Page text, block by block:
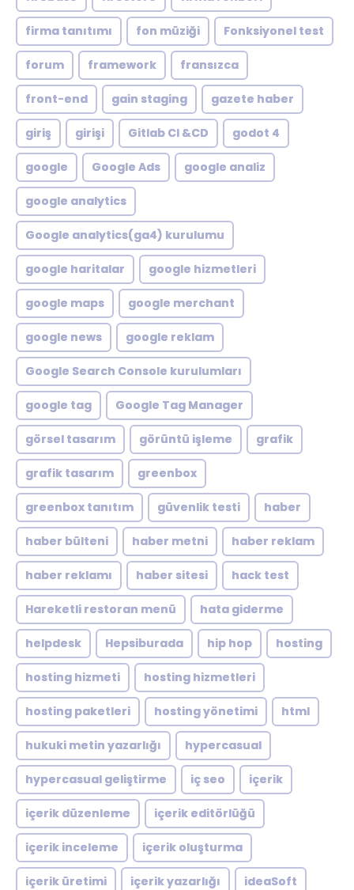
firma tanıtımı fon müziği Fonksiyonel test
forum framework fransızca
front-end gain staging gazete haber
giriş girişi Gitlab CI &CD godot 4
google Google Ads google analiz
google analytics
Google analytics(ga4) kurulumu
google haritalar google hizmetleri
google maps google merchant
google news google reklam
Google Search Console kurulumları
google tag Google Tag Manager
görsel tasarım görüntü işleme grafik
grafik tasarım greenbox
greenbox tanıtım güvenlik testi haber
haber bülteni haber metni haber reklam
haber reklamı haber sitesi hack test
Hareketli restoran menü hata giderme
helpdesk Hepsiburada hip hop hosting
hosting hizmeti hosting hizmetleri
hosting paketleri hosting yönetimi html
hukuki metin yazarlığı hypercasual
hypercasual geliştirme iç seo içerik
içerik düzenleme içerik editörlüğü
içerik inceleme içerik oluşturma
içerik üretimi içerik yazarlığı ideaSoft